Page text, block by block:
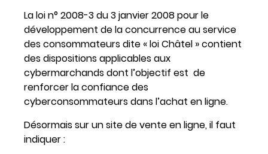
La loi n° 2008-3 du 3 janvier 2008 pour le
développement de la concurrence au service
des consommateurs dite « loi Châtel » contient
des dispositions applicables aux
cybermarchands dont l’objectif est de
renforcer la confiance des
cyberconsommateurs dans l’achat en ligne.
Désormais sur un site de vente en ligne, il faut
indiquer :